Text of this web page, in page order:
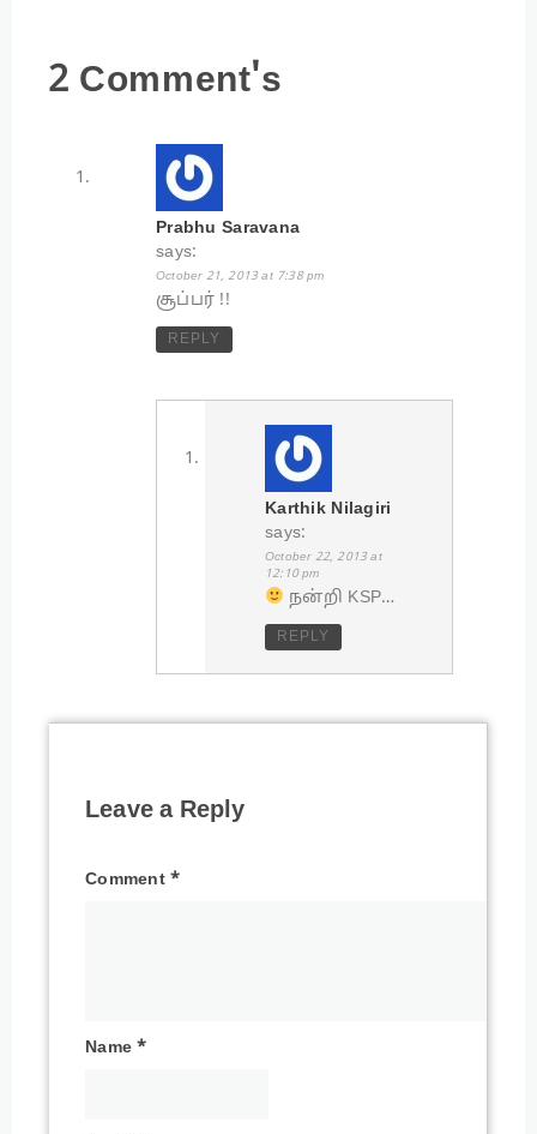
2 Comment's
Prabhu Saravana
says:
October 21, 2013 at 7:38 pm
சூப்பர் !!
REPLY
Karthik Nilagiri
says:
October 22, 2013 at
12:10 pm
நன்றி KSP…
REPLY
Leave a Reply
Comment*
Name*